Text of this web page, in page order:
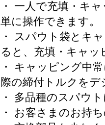
・ 一人で充填・キ
単に操作できます。
・ スパウト袋とキ
ると、充填・キャ
・ キャッピング中
際の締付トルクを
・ 多品種のスパウ
・ お客さまのお持